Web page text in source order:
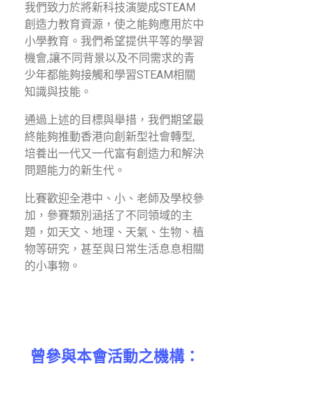
我們致力於將新科技演變成STEAM
創造力教育資源，使之能夠應用於中
小學教育。我們希望提供平等的學習
機會,讓不同背景以及不同需求的青
少年都能夠接觸和學習STEAM相關
知識與技能。
通過上述的目標與舉措，我們期望最
終能夠推動香港向創新型社會轉型,
培養出一代又一代富有創造力和解決
問題能力的新生代。
比賽歡迎全港中、小、老師及學校參
加，參賽類別涵括了不同領域的主
題，如天文、地理、天氣、生物、植
物等研究，甚至與日常生活息息相關
的小事物。
曾參與本會活動之機構：